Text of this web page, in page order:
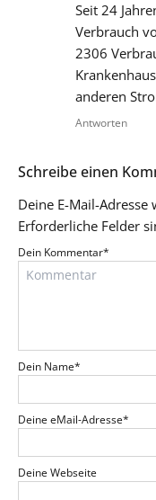
Seit 24
Verbrauch
2306
anderen
Antworten
Schreibe einen
Deine E-Mail-
Erforderliche Felder
Dein Kommentar*
Dein Name*
Deine eMail-Adresse*
Deine Webseite